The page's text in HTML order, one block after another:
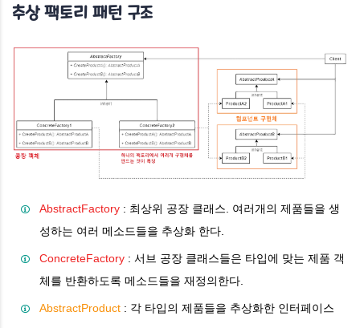
추상 팩토리 패턴 구조
AbstractFactory : 최상위 공장 클래스. 여러개의 제품들을 생
성하는 여러 메소드들을 추상화 한다.
ConcreteFactory : 서브 공장 클래스들은 타입에 맞는 제품 객
체를 반환하도록 메소드들을 재정의한다.
AbstractProduct : 각 타입의 제품들을 추상화한 인터페이스